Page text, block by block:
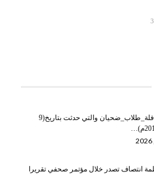
#مجزرة_حافلة_طلاب_ضحيان والتي حدثت بتاريخ(9
انتصاف تصدر خلال مؤتمر صحفي تقريرا